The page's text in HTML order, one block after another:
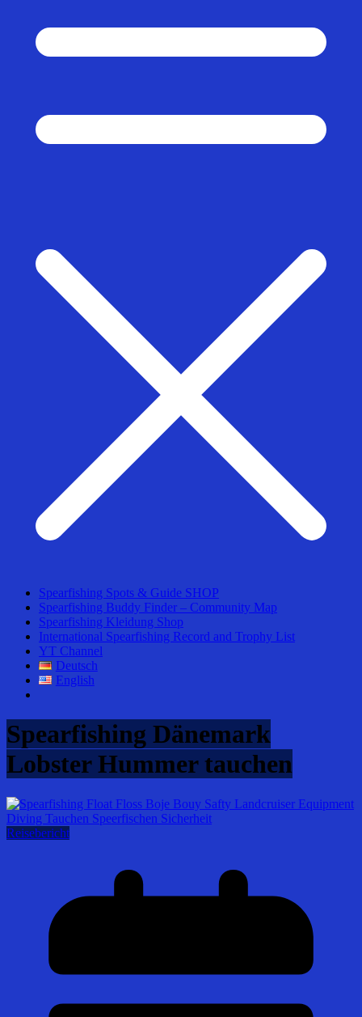
Spearfishing Spots & Guide SHOP
Spearfishing Buddy Finder – Community Map
Spearfishing Kleidung Shop
International Spearfishing Record and Trophy List
YT Channel
Deutsch
English
Spearfishing Dänemark
Lobster Hummer tauchen
Reisebericht